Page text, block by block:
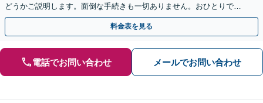
どうかご説明します。面倒な手続きも一切ありません。おひとりで悩
まず、お気軽にご相談ください。【電話相談可】
料金表を見る
電話でお問い合わせ メールでお問い合わせ